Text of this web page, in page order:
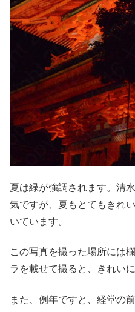
夏は緑が強調されます。清
気ですが、夏もとてもきれ
いています。
この写真を撮った場所には
ラを載せて撮ると、きれいに
また、例年ですと、経堂の